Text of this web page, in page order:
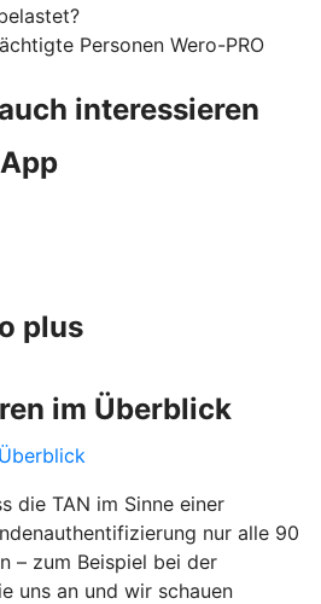
Personen Wero-PRO
interessieren
plus
im Überblick
die TAN im Sinne einer
nur alle 90
– zum Beispiel bei der
uns an und wir schauen